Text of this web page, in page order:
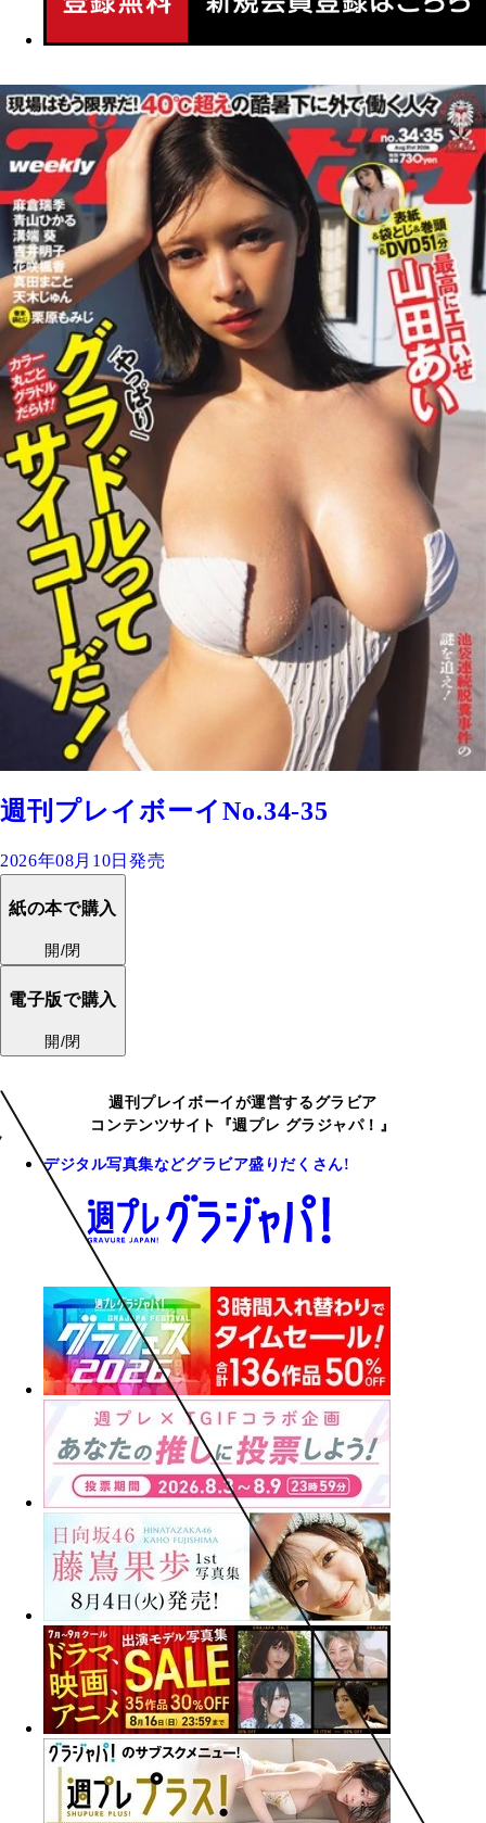
週刊プレイボーイNo.34-35
2026年08月10日発売
紙の本で購入
開/閉
電子版で購入
開/閉
週刊プレイボーイが運営するグラビア
コンテンツサイト『週プレ グラジャパ！』
デジタル写真集などグラビア盛りだくさん!